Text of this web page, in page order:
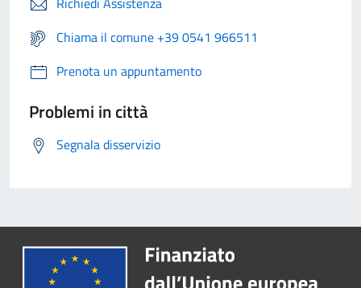
Chiama il comune +39 0541 966511
Prenota un appuntamento
Problemi in città
Segnala disservizio